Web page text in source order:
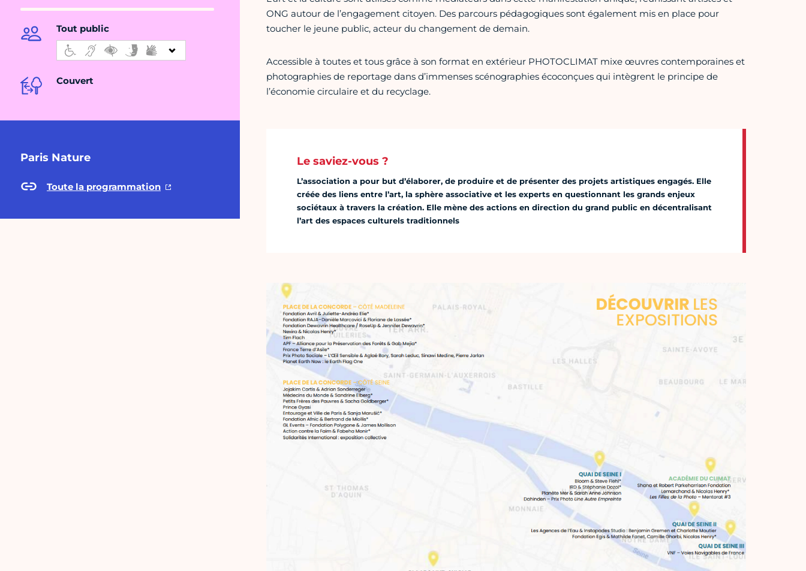
Tout public
Couvert
Paris Nature
Toute la programmation
ONG autour de l’engagement citoyen. Des parcours pédagogiques sont également mis en place pour
toucher le jeune public, acteur du changement de demain.
Accessible à toutes et tous grâce à son format en extérieur PHOTOCLIMAT mixe œuvres contemporaines et
photographies de reportage dans d’immenses scénographies écoconçues qui intègrent le principe de
l’économie circulaire et du recyclage.
Le saviez-vous ?
L’association a pour but d’élaborer, de produire et de présenter des projets artistiques engagés. Elle
créée des liens entre l’art, la sphère associative et les experts en questionnant les grands enjeux
sociétaux à travers la création. Elle mène des actions en direction du grand public en décentralisant
l’art des espaces culturels traditionnels